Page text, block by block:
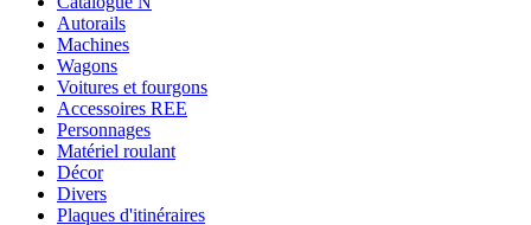
Autorails
Machines
Wagons
Voitures et fourgons
Accessoires REE
Personnages
Matériel roulant
Décor
Divers
Plaques d'itinéraires